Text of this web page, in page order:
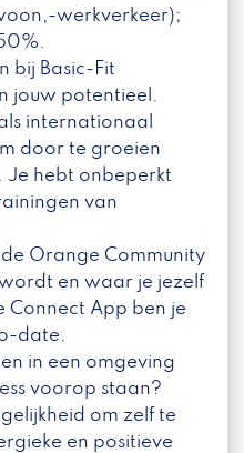
werkverkeer);
bij Basic-Fit
jouw potentieel.
internationaal
door te groeien
Je hebt onbeperkt
van
Orange Community
en waar je jezelf
Connect App ben je
date.
in een omgeving
voorop staan?
om zelf te
en positieve